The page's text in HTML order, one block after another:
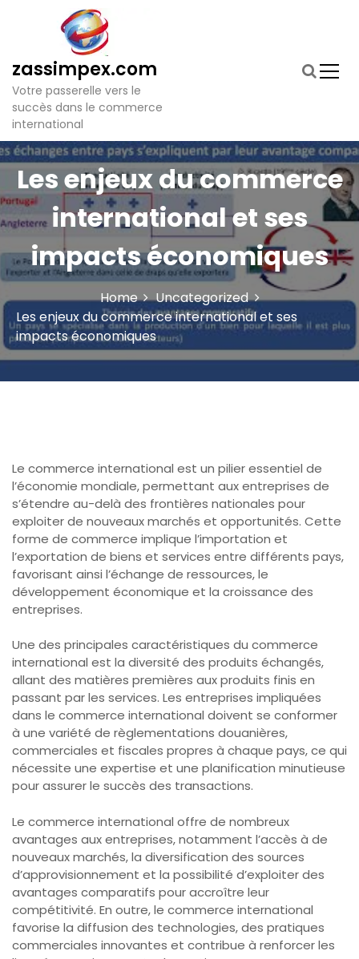
n
t
n
t
zassimpex.com
Votre passerelle vers le
succès dans le commerce
international
Les enjeux du commerce
international et ses
impacts économiques
Home
Uncategorized
Les enjeux du commerce international et ses
impacts économiques
Le commerce international est un pilier essentiel de
l’économie mondiale, permettant aux entreprises de
s’étendre au-delà des frontières nationales pour
exploiter de nouveaux marchés et opportunités. Cette
forme de commerce implique l’importation et
l’exportation de biens et services entre différents pays,
favorisant ainsi l’échange de ressources, le
développement économique et la croissance des
entreprises.
Une des principales caractéristiques du commerce
international est la diversité des produits échangés,
allant des matières premières aux produits finis en
passant par les services. Les entreprises impliquées
dans le commerce international doivent se conformer
à une variété de règlementations douanières,
commerciales et fiscales propres à chaque pays, ce qui
nécessite une expertise et une planification minutieuse
pour assurer le succès des transactions.
Le commerce international offre de nombreux
avantages aux entreprises, notamment l’accès à de
nouveaux marchés, la diversification des sources
d’approvisionnement et la possibilité d’exploiter des
avantages comparatifs pour accroître leur
compétitivité. En outre, le commerce international
favorise la diffusion des technologies, des pratiques
commerciales innovantes et contribue à renforcer les
l